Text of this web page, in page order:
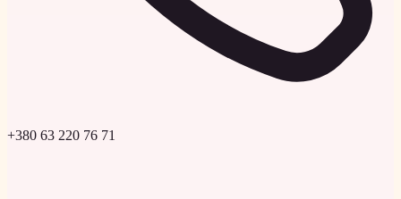
+380 63 220 76 71